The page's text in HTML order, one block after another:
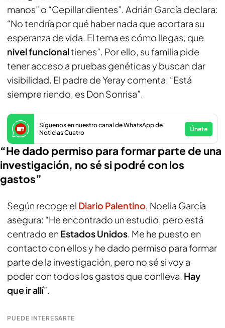
manos” o “Cepillar dientes”. Adrián García declara:
“No tendría por qué haber nada que acortara su
esperanza de vida. El tema es cómo llegas, que
nivel funcionaltienes”. Por ello, su familia pide
tener acceso a pruebas genéticas y buscan dar
visibilidad. El padre de Yeray comenta: “Está
siempre riendo, es Don Sonrisa”.
Síguenos en nuestro canal de WhatsApp de
Noticias Cuatro
Únete
“He dado permiso para formar parte de una
investigación, no sé si podré con los
gastos”
Según recoge el Diario Palentino, Noelia García
asegura: “He encontrado un estudio, pero está
centrado en Estados Unidos. Me he puesto en
contacto con ellos y he dado permiso para formar
parte de la investigación, pero no sé si voy a
poder con todos los gastos que conlleva. Hay
que ir allí”.
PUEDE INTERESARTE